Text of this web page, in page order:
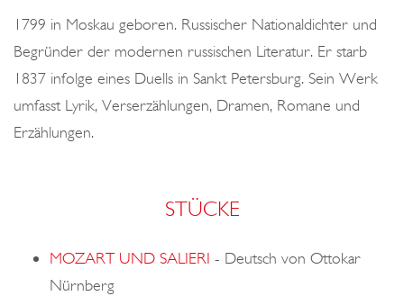
n
1799 in Moskau geboren. Russischer Nationaldichter und
Begründer der modernen russischen Literatur. Er starb
1837 infolge eines Duells in Sankt Petersburg. Sein Werk
umfasst Lyrik, Verserzählungen, Dramen, Romane und
Erzählungen.
STÜCKE
MOZART UND SALIERI - Deutsch von Ottokar
Nürnberg